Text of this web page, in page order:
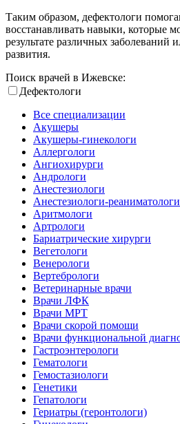
Таким образом, дефектологи
восстанавливать навыки, которые
результате различных заболеваний
развития.
Поиск врачей в Ижевске:
Дефектологи
Все специализации
Акушеры
Акушеры-гинекологи
Аллергологи
Ангиохирурги
Андрологи
Анестезиологи
Анестезиологи-реаниматологи
Аритмологи
Артрологи
Бариатрические хирурги
Вегетологи
Венерологи
Вертебрологи
Ветеринарные врачи
Врачи ЛФК
Врачи МРТ
Врачи скорой помощи
Врачи функциональной
Гастроэнтерологи
Гематологи
Гемостазиологи
Генетики
Гепатологи
Гериатры (геронтологи)